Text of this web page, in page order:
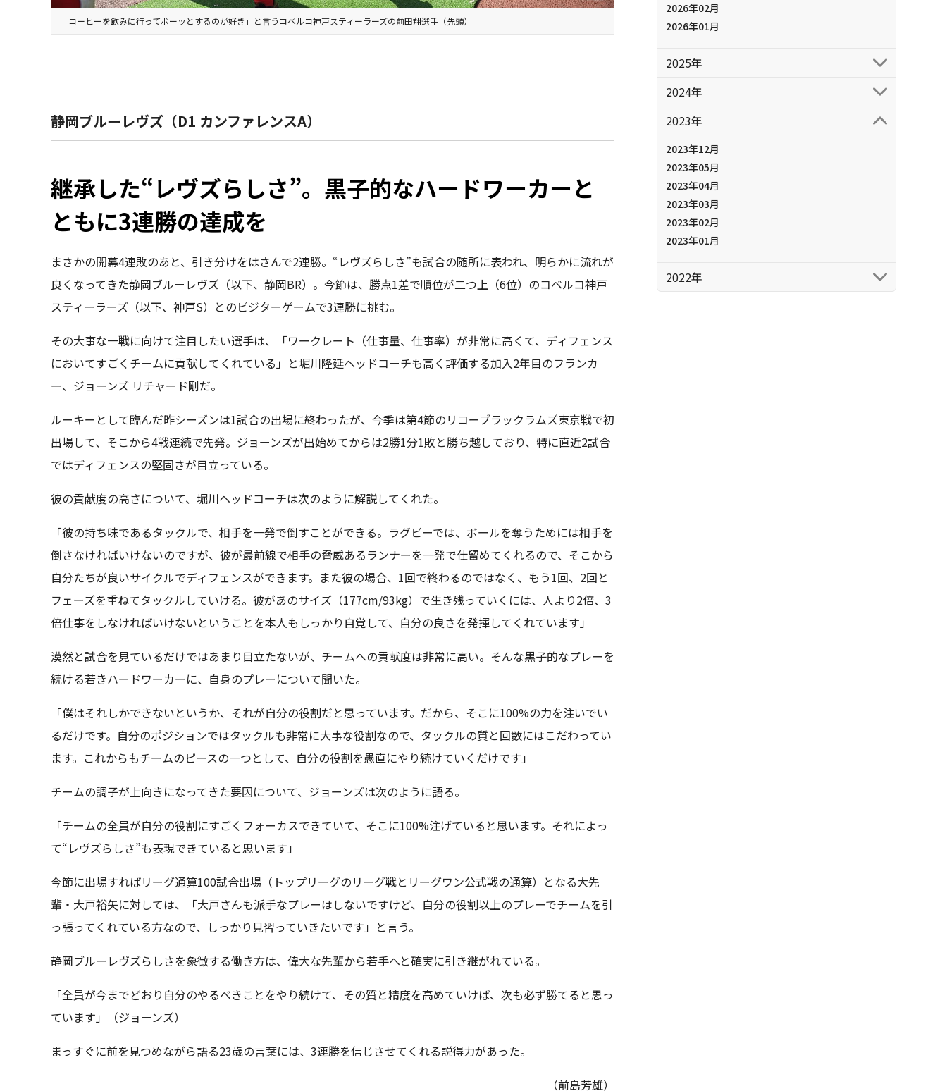
「コーヒーを飲みに行ってポーッとするのが好き」と言うコベルコ神戸スティーラーズの前田翔選手（先頭）
静岡ブルーレヴズ（D1 カンファレンスA）
継承した“レヴズらしさ”。黒子的なハードワーカーと
ともに3連勝の達成を
まさかの開幕4連敗のあと、引き分けをはさんで2連勝。“レヴズらしさ”も試合の随所に表われ、明らかに流れが
良くなってきた静岡ブルーレヴズ（以下、静岡BR）。今節は、勝点1差で順位が二つ上（6位）のコベルコ神戸
スティーラーズ（以下、神戸S）とのビジターゲームで3連勝に挑む。
その大事な一戦に向けて注目したい選手は、「ワークレート（仕事量、仕事率）が非常に高くて、ディフェンス
においてすごくチームに貢献してくれている」と堀川隆延ヘッドコーチも高く評価する加入2年目のフランカ
ー、ジョーンズ リチャード剛だ。
ルーキーとして臨んだ昨シーズンは1試合の出場に終わったが、今季は第4節のリコーブラックラムズ東京戦で初
出場して、そこから4戦連続で先発。ジョーンズが出始めてからは2勝1分1敗と勝ち越しており、特に直近2試合
ではディフェンスの堅固さが目立っている。
彼の貢献度の高さについて、堀川ヘッドコーチは次のように解説してくれた。
「彼の持ち味であるタックルで、相手を一発で倒すことができる。ラグビーでは、ボールを奪うためには相手を
倒さなければいけないのですが、彼が最前線で相手の脅威あるランナーを一発で仕留めてくれるので、そこから
自分たちが良いサイクルでディフェンスができます。また彼の場合、1回で終わるのではなく、もう1回、2回と
フェーズを重ねてタックルしていける。彼があのサイズ（177cm/93kg）で生き残っていくには、人より2倍、3
倍仕事をしなければいけないということを本人もしっかり自覚して、自分の良さを発揮してくれています」
漠然と試合を見ているだけではあまり目立たないが、チームへの貢献度は非常に高い。そんな黒子的なプレーを
続ける若きハードワーカーに、自身のプレーについて聞いた。
「僕はそれしかできないというか、それが自分の役割だと思っています。だから、そこに100%の力を注いでい
るだけです。自分のポジションではタックルも非常に大事な役割なので、タックルの質と回数にはこだわってい
ます。これからもチームのピースの一つとして、自分の役割を愚直にやり続けていくだけです」
チームの調子が上向きになってきた要因について、ジョーンズは次のように語る。
「チームの全員が自分の役割にすごくフォーカスできていて、そこに100%注げていると思います。それによっ
て“レヴズらしさ”も表現できていると思います」
今節に出場すればリーグ通算100試合出場（トップリーグのリーグ戦とリーグワン公式戦の通算）となる大先
輩・大戸裕矢に対しては、「大戸さんも派手なプレーはしないですけど、自分の役割以上のプレーでチームを引
っ張ってくれている方なので、しっかり見習っていきたいです」と言う。
静岡ブルーレヴズらしさを象徴する働き方は、偉大な先輩から若手へと確実に引き継がれている。
「全員が今までどおり自分のやるべきことをやり続けて、その質と精度を高めていけば、次も必ず勝てると思っ
ています」（ジョーンズ）
まっすぐに前を見つめながら語る23歳の言葉には、3連勝を信じさせてくれる説得力があった。
（前島芳雄）
2026年02月
2026年01月
2025年
2024年
2023年
2023年12月
2023年05月
2023年04月
2023年03月
2023年02月
2023年01月
2022年